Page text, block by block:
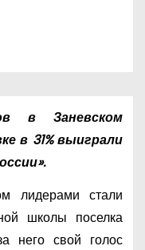
в Заневском
в 31% выиграли
лидерами стали
школы поселка
него свой голос